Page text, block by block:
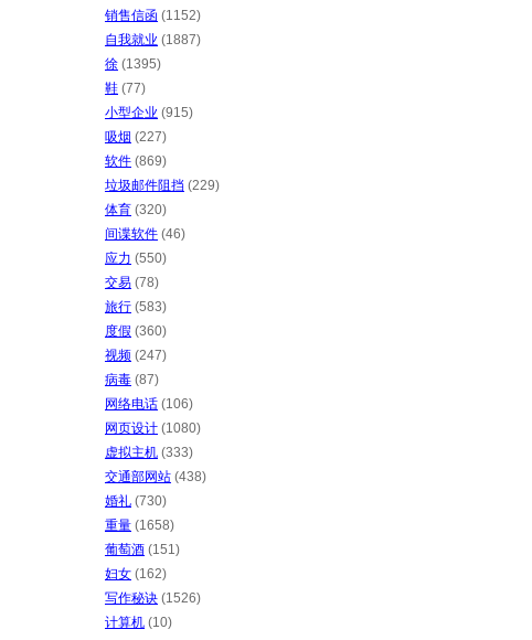
销售信函 (1152)
自我就业 (1887)
徐 (1395)
鞋 (77)
小型企业 (915)
吸烟 (227)
软件 (869)
垃圾邮件阻挡 (229)
体育 (320)
间谍软件 (46)
应力 (550)
交易 (78)
旅行 (583)
度假 (360)
视频 (247)
病毒 (87)
网络电话 (106)
网页设计 (1080)
虚拟主机 (333)
交通部网站 (438)
婚礼 (730)
重量 (1658)
葡萄酒 (151)
妇女 (162)
写作秘诀 (1526)
计算机 (10)